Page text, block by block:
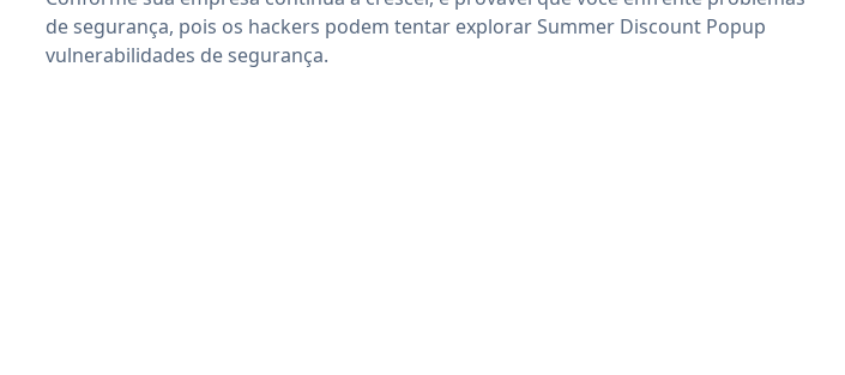
de segurança, pois os hackers podem tentar explorar Summer Discount Popup
vulnerabilidades de segurança.